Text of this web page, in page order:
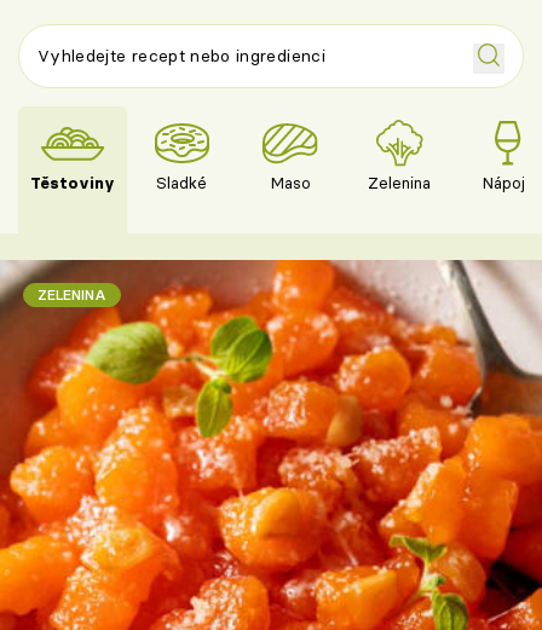
Těstoviny Sladké Maso Zelenina Nápoje
ZELENINA